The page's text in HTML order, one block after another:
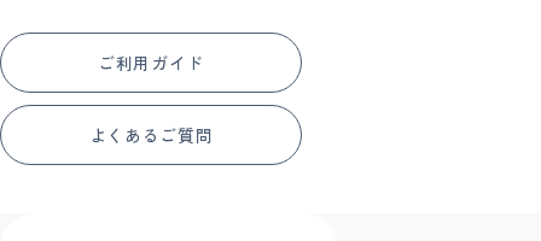
ご利用ガイド
よくあるご質問